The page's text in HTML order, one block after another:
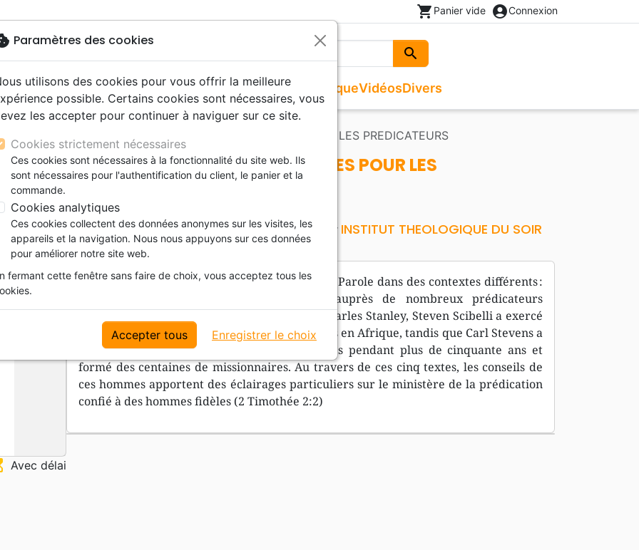
shopping_cart Panier vide account_circleConnexion
search
Rechercher
Nouveautés Bibles
gros caractères
d'étude
de mariage
Nouveaux Testaments
Evangiles et extraits
Bibles langues étrangères
Livres
Audio
Couple, famille, individu
Enfants
Formation
Recueils de chants
Livres autres langues
Jeunesse
adultes
CD Jeunesse
Musique
CD Isräel
Noël, Musique de fête
CD Enfants
Vidéos
spectacles
conférences
Films, fiction
Histoires vraies, témoignages
Enfants, Ados
Divers
Commerce équitable
Accessoires de Bible
et prédicati PRECHER - 3 AUTEURS ET 5 TEXTES POUR LES PREDICATEURS
PRECHER - 3 AUTEURS ET 5 TEXTES POUR LES
PREDICATEURS
Collectif
RéférenceITS7920 EAN9782912879202 Editeur INSTITUT THEOLOGIQUE DU SOIR
Description
Les trois auteurs de cet ouvrage ont prêché la Parole dans des contextes différents :
Stephen Olford a enseigné l’homilétique auprès de nombreux prédicateurs
mondialement connus dont Billy Graham et Charles Stanley, Steven Scibelli a exercé
un ministère fructueux d’implantation d’églises en Afrique, tandis que Carl Stevens a
prêché littéralement des milliers de messages pendant plus de cinquante ans et
formé des centaines de missionnaires. Au travers de ces cinq textes, les conseils de
ces hommes apportent des éclairages particuliers sur le ministère de la prédication
confié à des hommes fidèles (2 Timothée 2:2)
Avec délai
Paramètres des cookies
utilisons des cookies pour vous offrir la meilleure
possible. Certains cookies sont nécessaires, vous
les accepter pour continuer à naviguer sur ce site.
Cookies strictement nécessaires
Ces cookies sont nécessaires à la fonctionnalité du site web. Ils
sont nécessaires pour l'authentification du client, le panier et la
commande.
Cookies analytiques
Ces cookies collectent des données anonymes sur les visites, les
appareils et la navigation. Nous nous appuyons sur ces données
pour améliorer notre site web.
fermant cette fenêtre sans faire de choix, vous acceptez tous les
Accepter tous Enregistrer le choix